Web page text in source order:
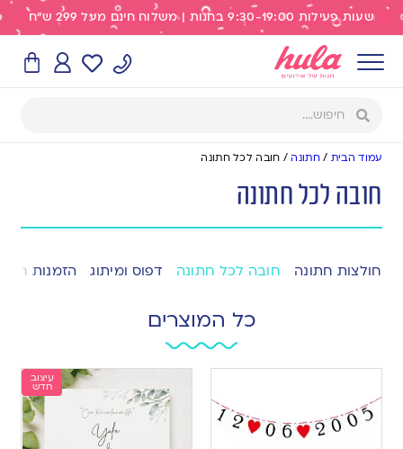
שעות פעילות 9:30-19:00 בחנות | משלוח חינם מעל 299 ש"ח
עמוד הבית /חתונה/ חובה לכל חתונה
חובה לכל חתונה
חולצות חתונה חובה לכל חתונה דפוס ומיתוג הזמנות
כל המוצרים
עיצוב
חדש